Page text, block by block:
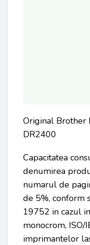
Original Brother
DR2400
Capacitatea
denumirea
numarul de
de 5%, conform
19752 in cazul
monocrom,
imprimantelor